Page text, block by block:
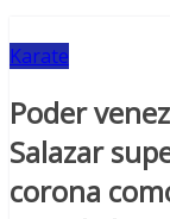
Karate
Poder
Salazar
corona